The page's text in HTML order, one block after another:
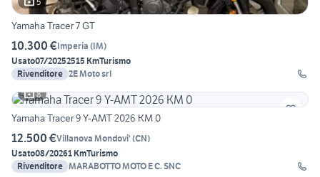
Yamaha Tracer 7 GT
10.300 €Imperia (IM)
Usato07/20252515 KmTurismo
Rivenditore 2E Moto srl
8
Yamaha Tracer 9 Y-AMT 2026 KM 0
12.500 €Villanova Mondovi' (CN)
Usato08/20261 KmTurismo
Rivenditore MARABOTTO MOTO E C. SNC